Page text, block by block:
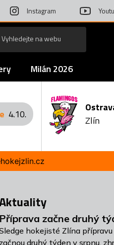
Instagram
Milán 2026
4.10.
Zlín
Příprava začne druhý
hokejisté Zlína
začnou druhý týden v srpnu,